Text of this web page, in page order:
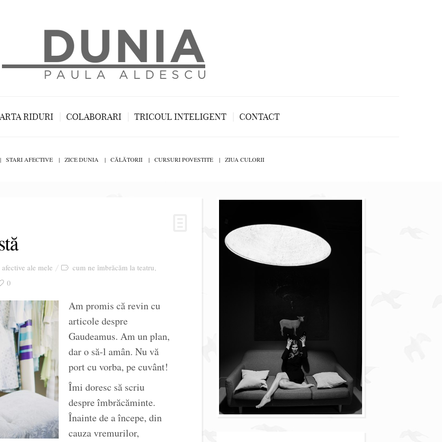
RIDURI COLABORARI TRICOUL INTELIGENT CONTACT
STARI AFECTIVE ZICE DUNIA CĂLĂTORII CURSURI POVESTITE ZIUA CULORII
ale mele cum ne îmbrăcăm la teatru,
0
Am promis că revin cu
articole despre
Gaudeamus. Am un plan,
dar o să-l amân. Nu vă
port cu vorba, pe cuvânt!
Îmi doresc să scriu
despre îmbrăcăminte.
Înainte de a începe, din
cauza vremurilor,